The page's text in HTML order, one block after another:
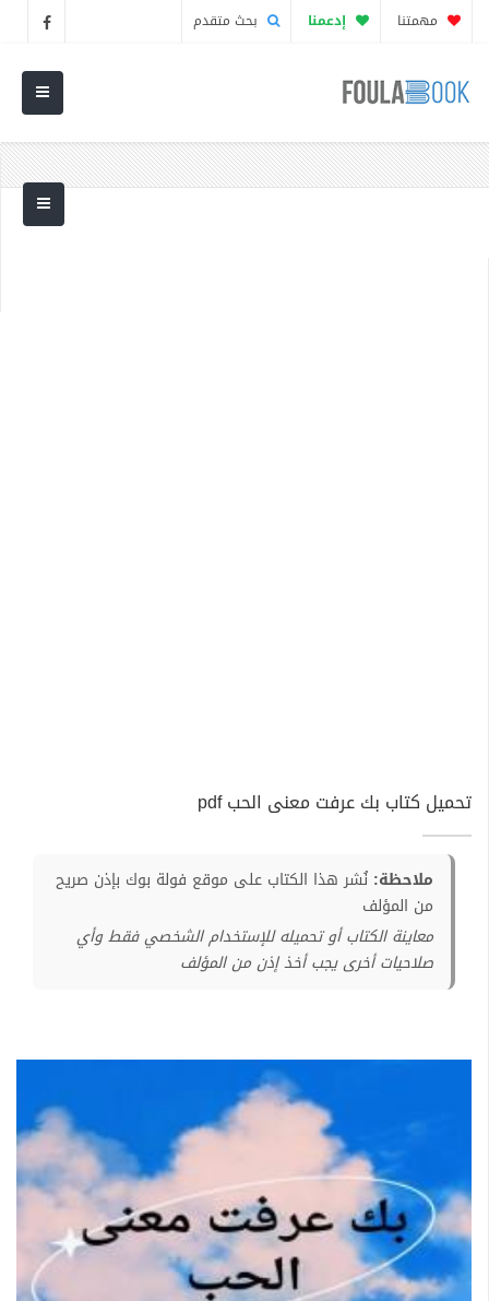
مهمتنا إدعمنا بحث متقدم
تحميل كتاب بك عرفت معنى الحب pdf
ملاحظة: نُشر هذا الكتاب على موقع فولة بوك بإذن صريح
من المؤلف
معاينة الكتاب أو تحميله للإستخدام الشخصي فقط وأي
صلاحيات أخرى يجب أخذ إذن من المؤلف